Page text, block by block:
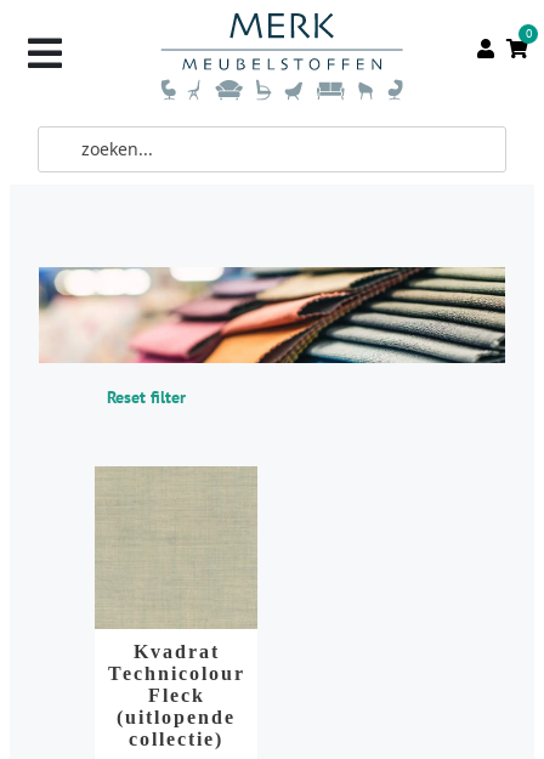
0
Reset filter
Kvadrat
Technicolour
Fleck
(uitlopende
collectie)